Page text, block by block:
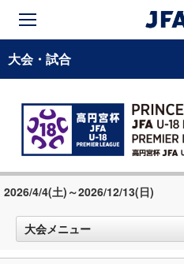
大会・試合
2026/4/4(土)～2026/12/13(日)
大会メニュー